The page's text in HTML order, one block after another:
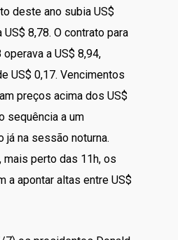
deste ano subia US$
8,78. O contrato para
a US$ 8,94,
US$ 0,17. Vencimentos
preços acima dos US$
sequência a um
já na sessão noturna.
perto das 11h, os
a apontar altas entre US$